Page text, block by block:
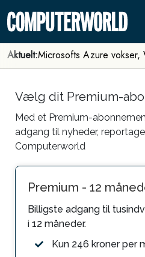
Aktuelt:Microsofts Azure vokser,
Vælg dit Premium-
Med et Premium-
adgang til nyheder,
Computerworld
Premium - 12
Billigste adgang til
i 12 måneder.
Kun 246 kroner per